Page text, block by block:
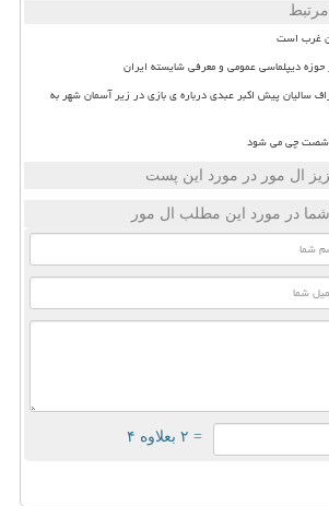
غرب است
حوزه دیپلماسی عمومی و معرفی شایسته ایران
سالیان پیش اکبر عبدی درباره ی بازی در زیر آسمان شهر به
شصت چی می شود
ال مور در مورد این پست
در مورد این مطلب ال مور
= ۲ بعلاوه ۴